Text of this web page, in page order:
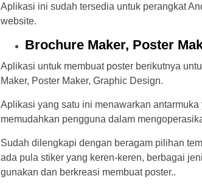
Aplikasi ini sudah tersedia untuk perangkat
website.
Brochure Maker, Poster
Aplikasi untuk membuat poster berikutnya
Maker, Poster Maker, Graphic Design.
Aplikasi yang satu ini menawarkan
memudahkan pengguna dalam
Sudah dilengkapi dengan beragam pilihan
ada pula stiker yang keren-keren, berbagai
gunakan dan berkreasi membuat poster..